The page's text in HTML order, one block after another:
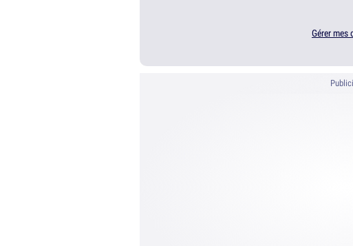
Gérer mes